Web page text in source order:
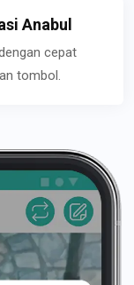
Anabul
cepat
tombol.